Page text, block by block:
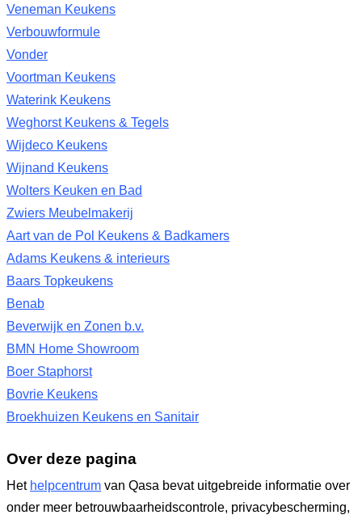
Veneman Keukens
Verbouwformule
Vonder
Voortman Keukens
Waterink Keukens
Weghorst Keukens & Tegels
Wijdeco Keukens
Wijnand Keukens
Wolters Keuken en Bad
Zwiers Meubelmakerij
Aart van de Pol Keukens & Badkamers
Adams Keukens & interieurs
Baars Topkeukens
Benab
Beverwijk en Zonen b.v.
BMN Home Showroom
Boer Staphorst
Bovrie Keukens
Broekhuizen Keukens en Sanitair
Over deze pagina
Het helpcentrum van Qasa bevat uitgebreide informatie over
onder meer betrouwbaarheidscontrole, privacybescherming,